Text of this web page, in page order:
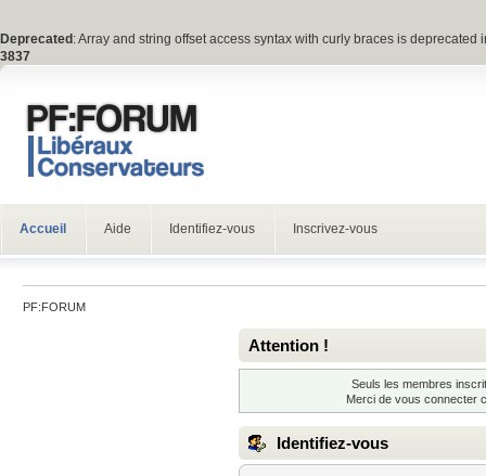
Deprecated : Array and string offset access syntax with curly braces is deprecated
3837
Accueil Aide Identifiez-vous Inscrivez-vous
PF:FORUM
Attention !
Seuls les membres
Merci de vous connecter
Identifiez-vous